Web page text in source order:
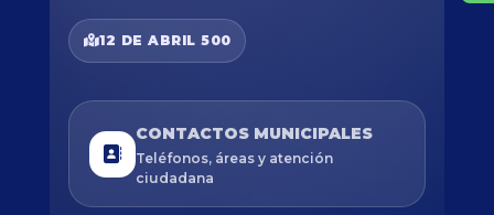
12 DE ABRIL 500
CONTACTOS MUNICIPALES
Teléfonos, áreas y atención
ciudadana